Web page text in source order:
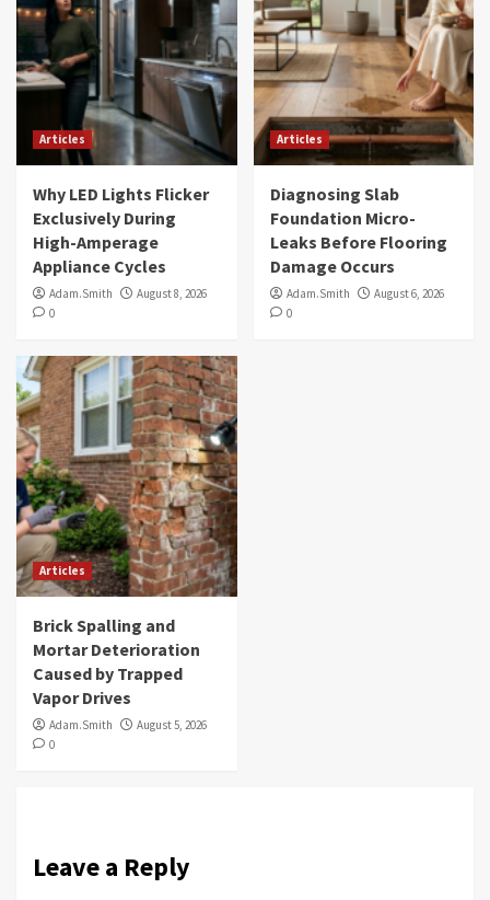
Articles
Why LED Lights Flicker
Exclusively During
High-Amperage
Appliance Cycles
Adam.Smith
August 8, 2026
0
Articles
Diagnosing Slab
Foundation Micro-
Leaks Before Flooring
Damage Occurs
Adam.Smith
August 6, 2026
0
Articles
Brick Spalling and
Mortar Deterioration
Caused by Trapped
Vapor Drives
Adam.Smith
August 5, 2026
0
Leave a Reply